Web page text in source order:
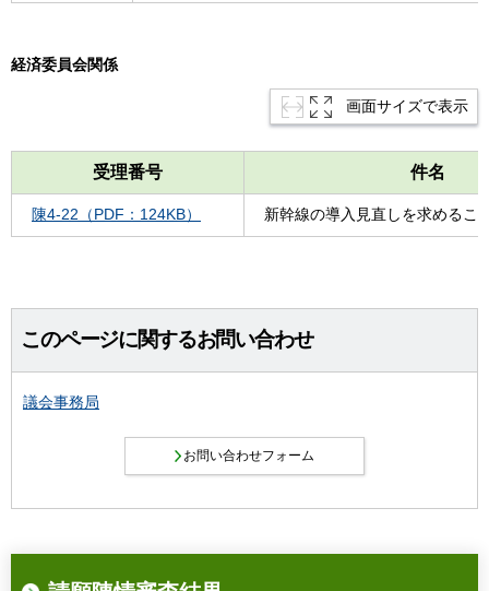
経済委員会関係
画面サイズで表示
受理番号 件名
陳4-22（PDF：124KB） 新幹線の導入見直しを求めるこ
このページに関するお問い合わせ
議会事務局